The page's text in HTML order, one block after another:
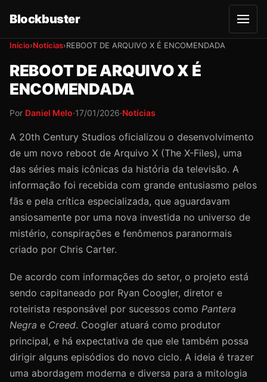
Blockbuster
A
b
r
Início›Notícias›REBOOT DE ARQUIVO X É ENCOMENDADA
REBOOT DE ARQUIVO X É
ENCOMENDADA
Por Daniel Melo·17/01/2026·Notícias
A 20th Century Studios oficializou o desenvolvimento
de um novo reboot de Arquivo X (The X-Files), uma
das séries mais icônicas da história da televisão. A
informação foi recebida com grande entusiasmo pelos
fãs e pela crítica especializada, que aguardavam
ansiosamente por uma nova investida no universo de
mistério, conspirações e fenômenos paranormais
criado por Chris Carter.
De acordo com informações do setor, o projeto está
sendo capitaneado por Ryan Coogler, diretor e
roteirista responsável por sucessos como Pantera
Negra e Creed. Coogler atuará como produtor
principal, e há expectativa de que ele também possa
dirigir alguns episódios do novo ciclo. A ideia é trazer
uma abordagem moderna e diversa para a mitologia